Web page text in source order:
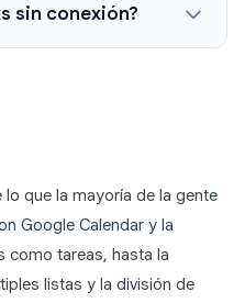
sin conexión?
que la mayoría de la gente
Google Calendar y la
como tareas, hasta la
listas y la división de